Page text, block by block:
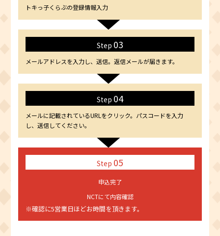
トキっ子くらぶの登録情報入力
Step 03
メールアドレスを入力し、送信。返信メールが届きます。
Step 04
メールに記載されているURLをクリック。パスコードを入力
し、送信してください。
Step 05
申込完了
NCTにて内容確認
※確認に5営業日ほどお時間を頂きます。